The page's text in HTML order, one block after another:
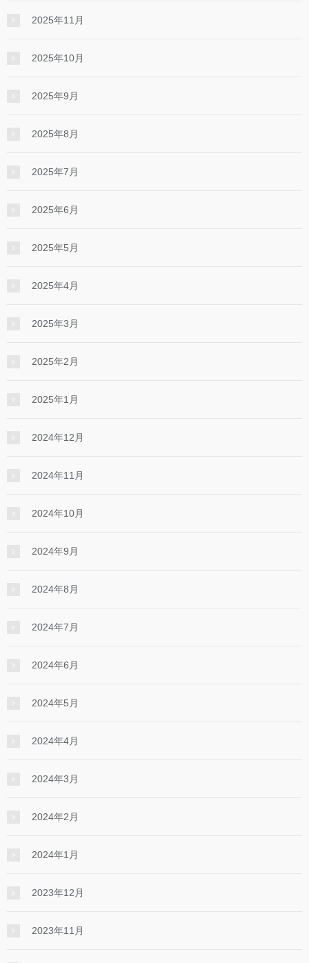
2025年11月
2025年10月
2025年9月
2025年8月
2025年7月
2025年6月
2025年5月
2025年4月
2025年3月
2025年2月
2025年1月
2024年12月
2024年11月
2024年10月
2024年9月
2024年8月
2024年7月
2024年6月
2024年5月
2024年4月
2024年3月
2024年2月
2024年1月
2023年12月
2023年11月